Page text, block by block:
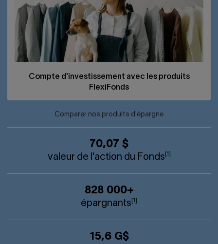
Compte d'investissement avec les produits
FlexiFonds
Comparer nos produits d'épargne
70,07 $
valeur de l'action du Fonds [1]
828 000+
épargnants [1]
15,6 G$